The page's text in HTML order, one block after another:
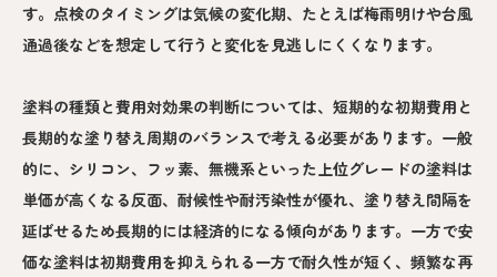
す。点検のタイミングは気候の変化期、たとえば梅雨明けや台風
通過後などを想定して行うと変化を見逃しにくくなります。
塗料の種類と費用対効果の判断については、短期的な初期費用と
長期的な塗り替え周期のバランスで考える必要があります。一般
的に、シリコン、フッ素、無機系といった上位グレードの塗料は
単価が高くなる反面、耐候性や耐汚染性が優れ、塗り替え間隔を
延ばせるため長期的には経済的になる傾向があります。一方で安
価な塗料は初期費用を抑えられる一方で耐久性が短く、頻繁な再